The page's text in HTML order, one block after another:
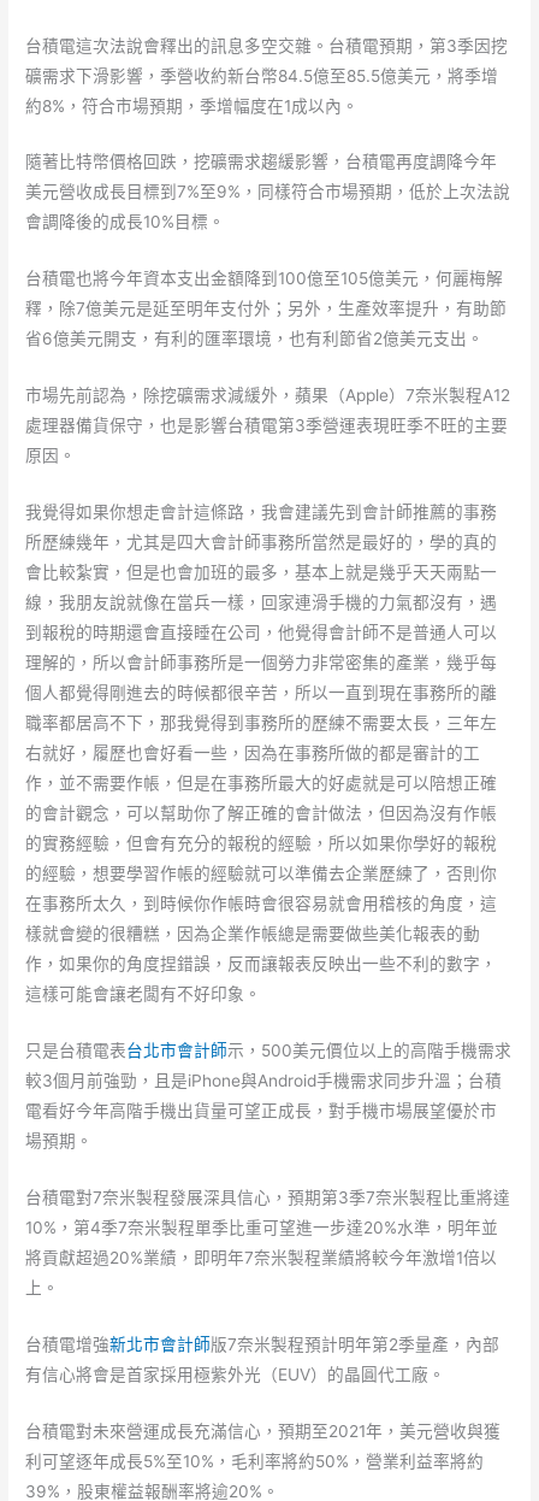
台積電這次法說會釋出的訊息多空交雜。台積電預期，第3季因挖
礦需求下滑影響，季營收約新台幣84.5億至85.5億美元，將季增
約8%，符合市場預期，季增幅度在1成以內。
隨著比特幣價格回跌，挖礦需求趨緩影響，台積電再度調降今年
美元營收成長目標到7%至9%，同樣符合市場預期，低於上次法說
會調降後的成長10%目標。
台積電也將今年資本支出金額降到100億至105億美元，何麗梅解
釋，除7億美元是延至明年支付外；另外，生產效率提升，有助節
省6億美元開支，有利的匯率環境，也有利節省2億美元支出。
市場先前認為，除挖礦需求減緩外，蘋果（Apple）7奈米製程A12
處理器備貨保守，也是影響台積電第3季營運表現旺季不旺的主要
原因。
我覺得如果你想走會計這條路，我會建議先到會計師推薦的事務
所歷練幾年，尤其是四大會計師事務所當然是最好的，學的真的
會比較紮實，但是也會加班的最多，基本上就是幾乎天天兩點一
線，我朋友說就像在當兵一樣，回家連滑手機的力氣都沒有，遇
到報稅的時期還會直接睡在公司，他覺得會計師不是普通人可以
理解的，所以會計師事務所是一個勞力非常密集的產業，幾乎每
個人都覺得剛進去的時候都很辛苦，所以一直到現在事務所的離
職率都居高不下，那我覺得到事務所的歷練不需要太長，三年左
右就好，履歷也會好看一些，因為在事務所做的都是審計的工
作，並不需要作帳，但是在事務所最大的好處就是可以陪想正確
的會計觀念，可以幫助你了解正確的會計做法，但因為沒有作帳
的實務經驗，但會有充分的報稅的經驗，所以如果你學好的報稅
的經驗，想要學習作帳的經驗就可以準備去企業歷練了，否則你
在事務所太久，到時候你作帳時會很容易就會用稽核的角度，這
樣就會變的很糟糕，因為企業作帳總是需要做些美化報表的動
作，如果你的角度捏錯誤，反而讓報表反映出一些不利的數字，
這樣可能會讓老闆有不好印象。
只是台積電表台北市會計師示，500美元價位以上的高階手機需求
較3個月前強勁，且是iPhone與Android手機需求同步升溫；台積
電看好今年高階手機出貨量可望正成長，對手機市場展望優於市
場預期。
台積電對7奈米製程發展深具信心，預期第3季7奈米製程比重將達
10%，第4季7奈米製程單季比重可望進一步達20%水準，明年並
將貢獻超過20%業績，即明年7奈米製程業績將較今年激增1倍以
上。
台積電增強新北市會計師版7奈米製程預計明年第2季量產，內部
有信心將會是首家採用極紫外光（EUV）的晶圓代工廠。
台積電對未來營運成長充滿信心，預期至2021年，美元營收與獲
利可望逐年成長5%至10%，毛利率將約50%，營業利益率將約
39%，股東權益報酬率將逾20%。